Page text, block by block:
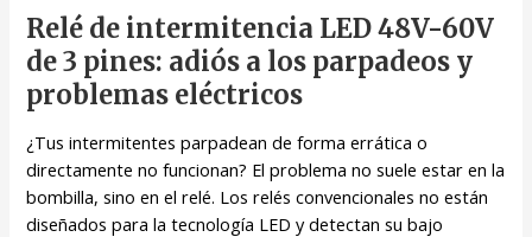
Relé de intermitencia LED 48V-60V
de 3 pines: adiós a los parpadeos y
problemas eléctricos
¿Tus intermitentes parpadean de forma errática o
directamente no funcionan? El problema no suele estar en la
bombilla, sino en el relé. Los relés convencionales no están
diseñados para la tecnología LED y detectan su bajo